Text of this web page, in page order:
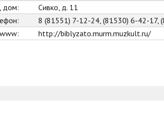
дом:
Сивко, д. 11
8 (81551) 7-12-24, (81530) 6-42-17,
www:
http://biblyzato.murm.muzkult.ru/